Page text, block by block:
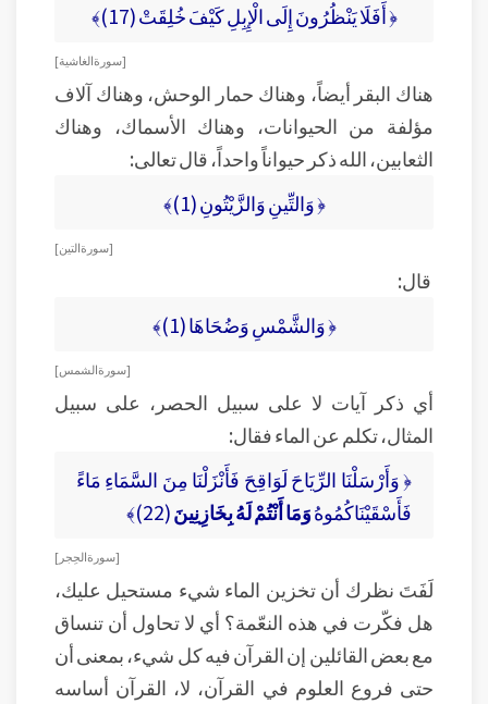
﴿ أَفَلَا يَنْظُرُونَ إِلَى الْإِبِلِ كَيْفَ خُلِقَتْ (17)﴾
[ سورة الغاشية ]
هناك البقر أيضاً، وهناك حمار الوحش، وهناك آلاف
مؤلفة من الحيوانات، وهناك الأسماك، وهناك
الثعابين، الله ذكر حيواناً واحداً، قال تعالى:
﴿ وَالتِّينِ وَالزَّيْتُونِ (1)﴾
[ سورة التين ]
قال:
﴿ وَالشَّمْسِ وَضُحَاهَا (1)﴾
[ سورة الشمس ]
أي ذكر آيات لا على سبيل الحصر، على سبيل
المثال، تكلم عن الماء فقال:
﴿ وَأَرْسَلْنَا الرِّيَاحَ لَوَاقِحَ فَأَنْزَلْنَا مِنَ السَّمَاءِ مَاءً
فَأَسْقَيْنَاكُمُوهُوَمَا أَنْتُمْ لَهُ بِخَازِنِينَ(22)﴾
[ سورة الحِجر ]
لَفَتَ نظرك أن تخزين الماء شيء مستحيل عليك،
هل فكّرت في هذه النعّمة؟ أي لا تحاول أن تنساق
مع بعض القائلين إن القرآن فيه كل شيء، بمعنى أن
حتى فروع العلوم في القرآن، لا، القرآن أساسه